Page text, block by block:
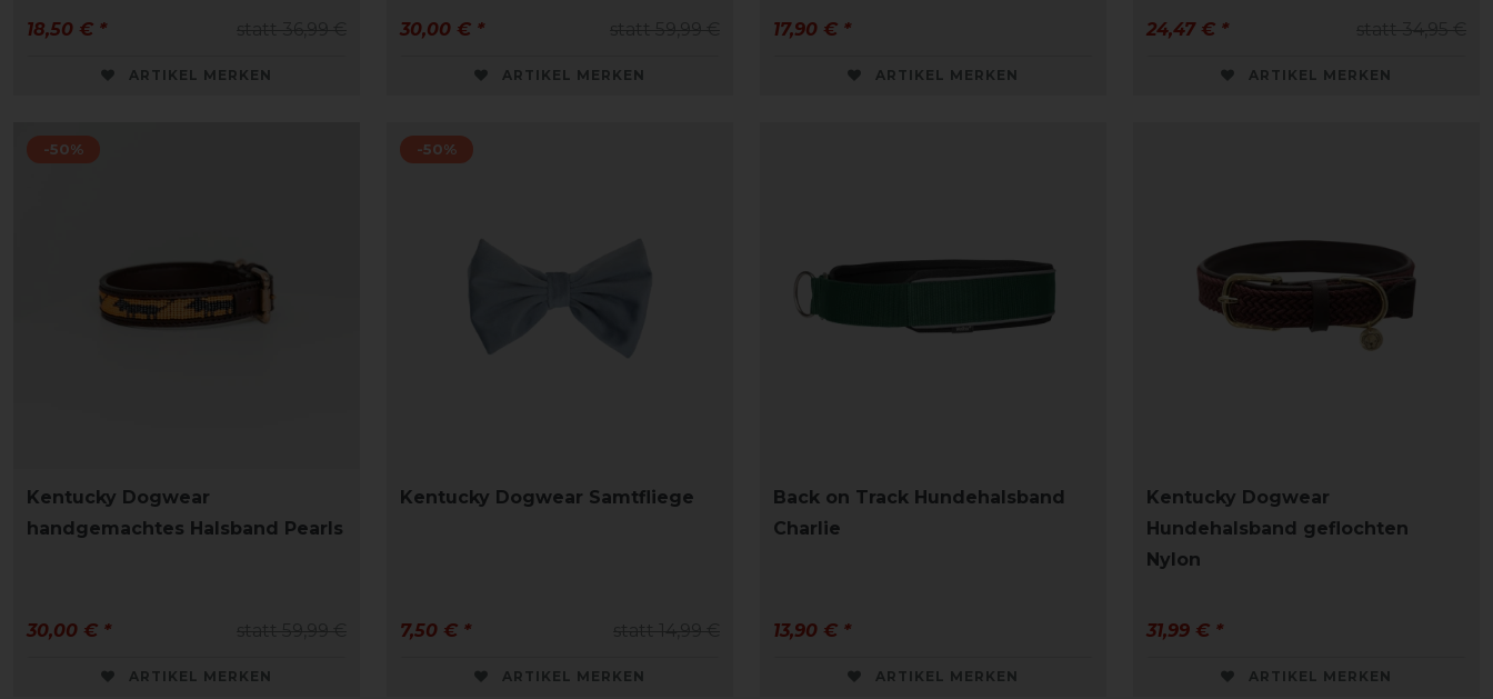
18,50 € *
ARTIKEL MERKEN
30,00 € *
ARTIKEL MERKEN
17,90 € *
ARTIKEL MERKEN
24,47 € *
ARTIKEL MERKEN
-50%
Kentucky Dogwear
handgemachtes Halsband Pearls
30,00 € *
ARTIKEL MERKEN
-50%
Kentucky Dogwear Samtfliege
7,50 € *
ARTIKEL MERKEN
Back on Track Hundehalsband
Charlie
13,90 € *
ARTIKEL MERKEN
Kentucky Dogwear
Hundehalsband geflochten
Nylon
31,99 € *
ARTIKEL MERKEN